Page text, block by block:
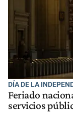
DÍA DE LA
Feriado
servicios